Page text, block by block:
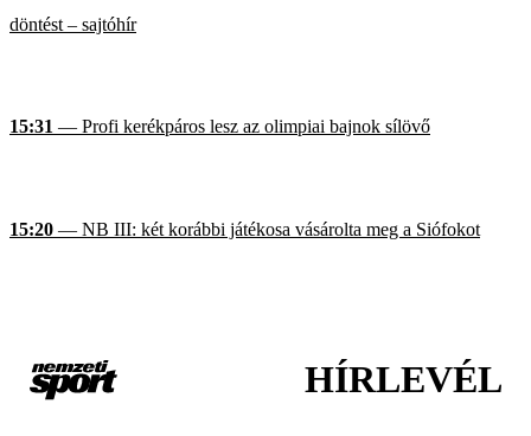
döntést – sajtóhír
15:31 — Profi kerékpáros lesz az olimpiai bajnok sílövő
15:20 — NB III: két korábbi játékosa vásárolta meg a Siófokot
HÍRLEVÉL